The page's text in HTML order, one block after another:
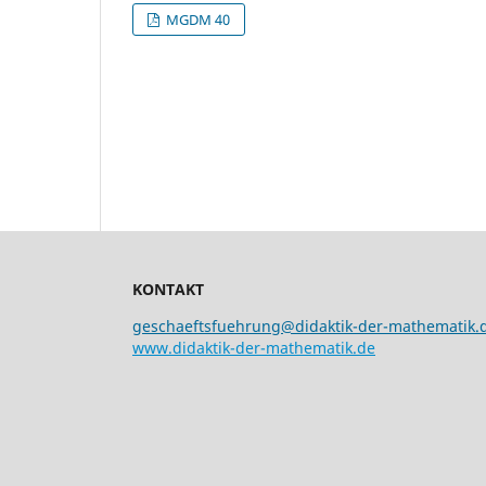
MGDM 40
KONTAKT
geschaeftsfuehrung@didaktik-der-
www.didaktik-der-mathematik.de